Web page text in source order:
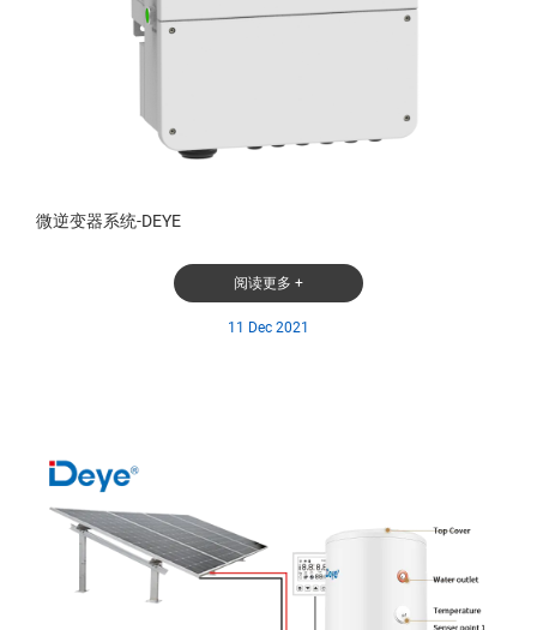
微逆变器系统-DEYE
阅读更多 +
11 Dec 2021